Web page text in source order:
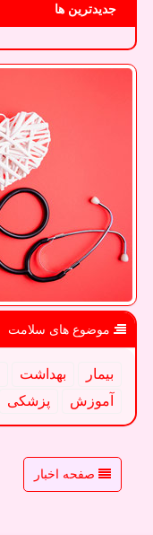
جدیدترین ها
موضوع های سلامت
بیمار بهداشت
آموزش
پزشكی
صفحه اخبار